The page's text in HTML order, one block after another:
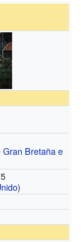
Gran Bretaña e
)